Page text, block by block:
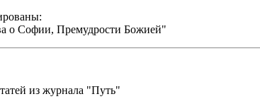
о Софии, Премудрости Божией"
из журнала "Путь"